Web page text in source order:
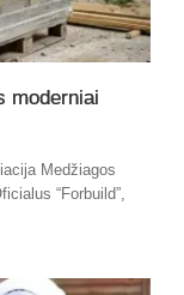
moderniai
Medžiagos
“Forbuild”,